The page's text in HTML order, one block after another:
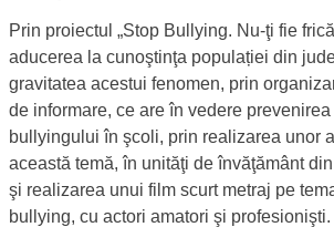
Prin proiectul „Stop Bullying. Nu-ţi fie
aducerea la cunoştinţa populației din
gravitatea acestui fenomen, prin
de informare, ce are în vedere
bullyingului în şcoli, prin realizarea unor
această temă, în unităţi de învăţământ
şi realizarea unui film scurt metraj pe
bullying, cu actori amatori şi profesionişti.